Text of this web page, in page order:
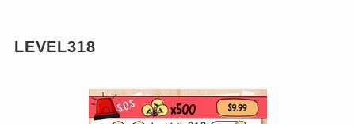
LEVEL318